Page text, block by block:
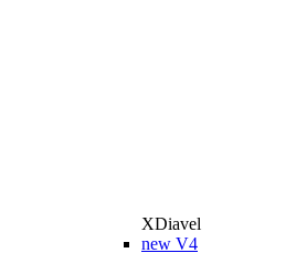
XDiavel
new V4